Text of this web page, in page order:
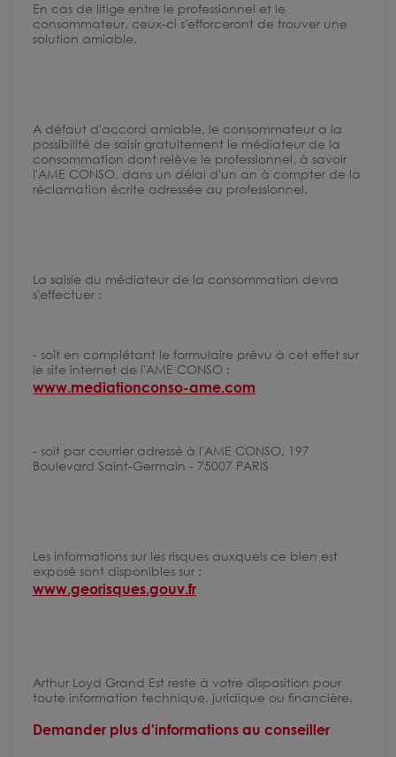
En cas de litige entre le professionnel et le
consommateur, ceux-ci s'efforceront de trouver une
solution amiable.
A défaut d'accord amiable, le consommateur a la
possibilité de saisir gratuitement le médiateur de la
consommation dont relève le professionnel, à savoir
l'AME CONSO, dans un délai d'un an à compter de la
réclamation écrite adressée au professionnel.
La saisie du médiateur de la consommation devra
s'effectuer :
- soit en complétant le formulaire prévu à cet effet sur
le site internet de l'AME CONSO :
www.mediationconso-ame.com
- soit par courrier adressé à l'AME CONSO, 197
Boulevard Saint-Germain - 75007 PARIS
Les informations sur les risques auxquels ce bien est
exposé sont disponibles sur :
www.georisques.gouv.fr
Arthur Loyd Grand Est reste à votre disposition pour
toute information technique, juridique ou financière.
Demander plus d'informations au conseiller